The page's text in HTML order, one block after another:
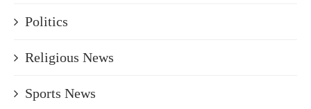
Politics
Religious News
Sports News